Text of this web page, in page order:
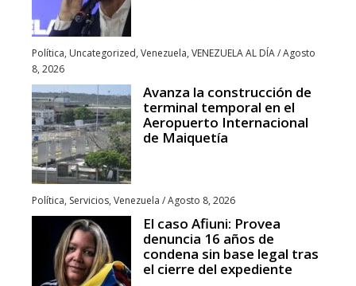
Política, Uncategorized, Venezuela, VENEZUELA AL DÍA/Agosto
8, 2026
Avanza la construcción de
terminal temporal en el
Aeropuerto Internacional
de Maiquetía
Política, Servicios, Venezuela /Agosto 8, 2026
El caso Afiuni: Provea
denuncia 16 años de
condena sin base legal tras
el cierre del expediente